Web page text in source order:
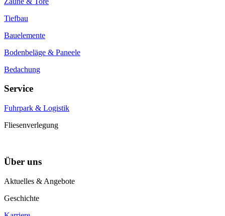
Tiefbau
Bauelemente
Bodenbeläge & Paneele
Bedachung
Service
Fuhrpark & Logistik
Fliesenverlegung
Über uns
Aktuelles & Angebote
Geschichte